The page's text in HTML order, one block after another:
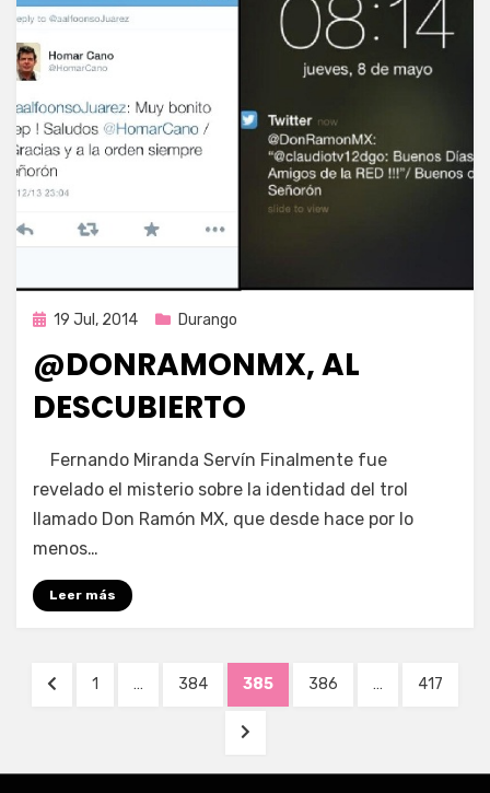
Publicada
19 Jul, 2014 Durango
@DONRAMONMX, AL
DESCUBIERTO
por Enrique
Fernando Miranda Servín Finalmente fue
revelado el misterio sobre la identidad del trol
llamado Don Ramón MX, que desde hace por lo
menos…
Leer más
Navegación
PÁGINAPÁGINA
1 … PÁGINA
384 PÁGINA
385 PÁGINA
386 … PÁGINA
417
SIGUIENTE